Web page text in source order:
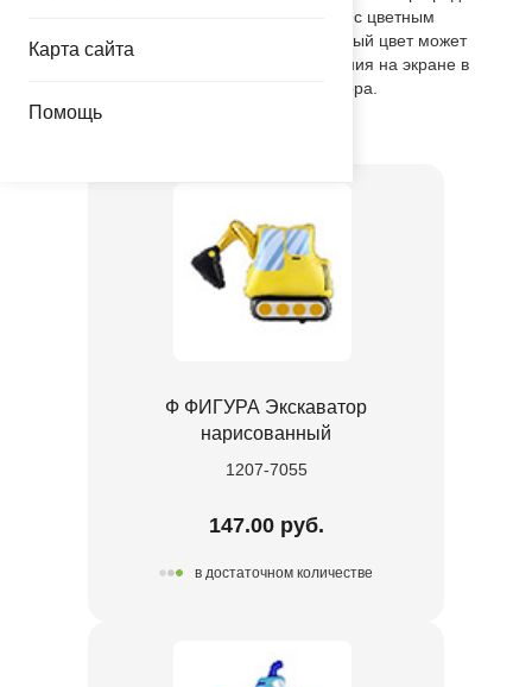
Карта сайта
Помощь
ненадутым, в индивидуальной упаковке с цветным
изображением шара. Внимание! Реальный цвет может
незначительно отличаться от изображения на экране в
зависимости от настроек вашего монитора.
Ф ФИГУРА Экскаватор
нарисованный
1207-7055
147.00 руб.
в достаточном количестве